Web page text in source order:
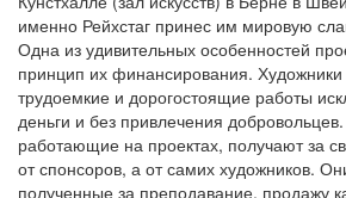
именно Рейхстаг принес им мировую
Одна из удивительных особенностей
принцип их финансирования. Художники
трудоемкие и дорогостоящие работы
деньги и без привлечения
работающие на проектах, получают за
от спонсоров, а от самих художников.
полученные за преподавание, продажу